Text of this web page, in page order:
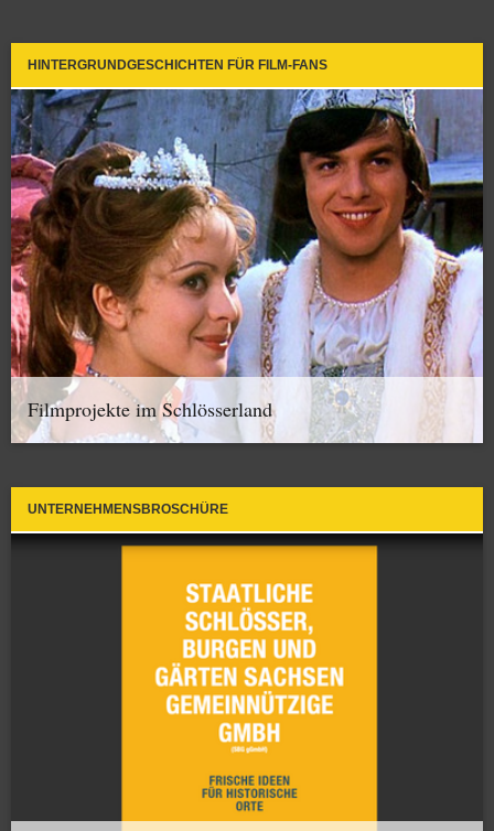
HINTERGRUNDGESCHICHTEN FÜR FILM-FANS
Filmprojekte im Schlösserland
UNTERNEHMENSBROSCHÜRE